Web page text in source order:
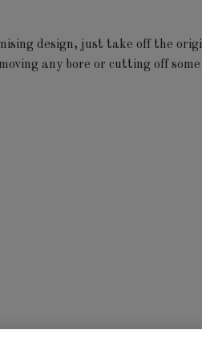
design, just take off the
any bore or cutting off some